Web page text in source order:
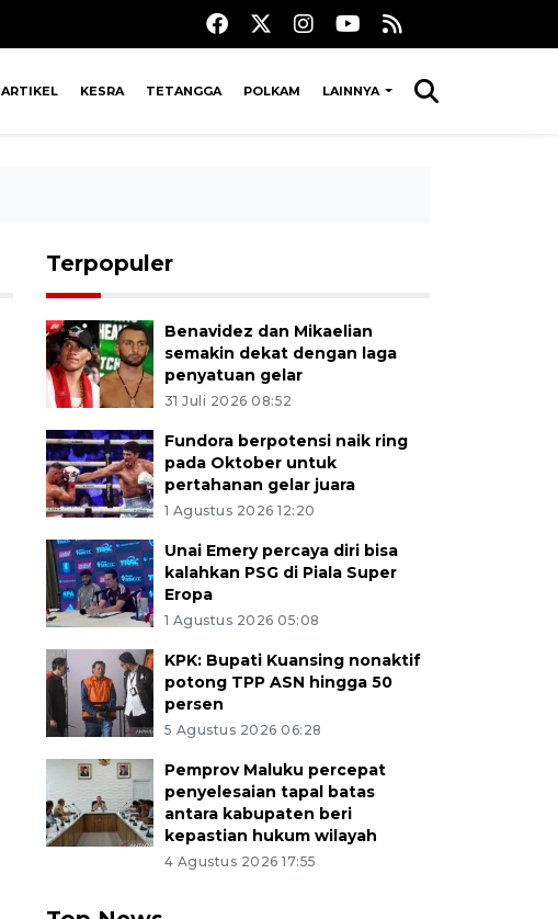
ARTIKEL KESRA TETANGGA POLKAM LAINNYA
Terpopuler
Benavidez dan Mikaelian
semakin dekat dengan laga
penyatuan gelar
31 Juli 2026 08:52
Fundora berpotensi naik ring
pada Oktober untuk
pertahanan gelar juara
1 Agustus 2026 12:20
Unai Emery percaya diri bisa
kalahkan PSG di Piala Super
Eropa
1 Agustus 2026 05:08
KPK: Bupati Kuansing nonaktif
potong TPP ASN hingga 50
persen
5 Agustus 2026 06:28
Pemprov Maluku percepat
penyelesaian tapal batas
antara kabupaten beri
kepastian hukum wilayah
4 Agustus 2026 17:55